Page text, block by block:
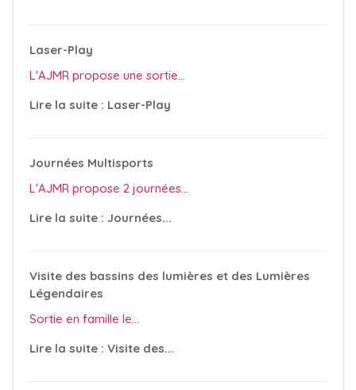
Laser-Play
L'AJMR propose une sortie...
Lire la suite : Laser-Play
Journées Multisports
L'AJMR propose 2 journées...
Lire la suite : Journées...
Visite des bassins des lumières et des Lumières
Légendaires
Sortie en famille le...
Lire la suite : Visite des...